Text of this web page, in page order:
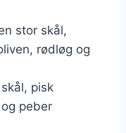
stor skål,
rødløg og
pisk
peber